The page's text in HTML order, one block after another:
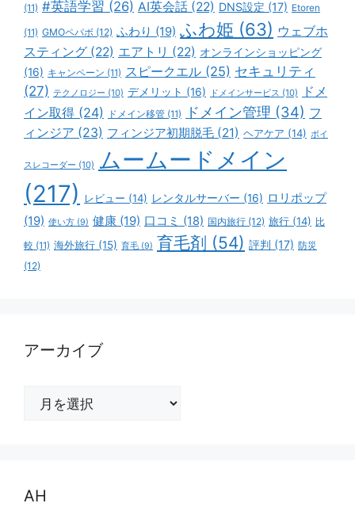
(11) #英語学習 (26) AI英会話 (22) DNS設定 (17) Etoren
(11) GMOペパボ (12) ふわり (19) ふわ姫 (63) ウェブホ
スティング (22) エアトリ (22) オンラインショッピング
(16) キャンペーン (11) スピークエル (25) セキュリティ
(27) テクノロジー (10) デメリット (16) ドメインサービス (10)
ドメ
イン取得 (24) ドメイン移管 (11) ドメイン管理 (34) フ
ィンジア (23) フィンジア初期脱毛 (21) ヘアケア (14) ボイ
スレコーダー (10) ムームードメイン
(217)
レビュー (14) レンタルサーバー (16) ロリポップ
(19) 使い方 (9) 健康 (19) 口コミ (18) 国内旅行 (12) 旅行 (14) 比
較 (11) 海外旅行 (15) 育毛 (9) 育毛剤 (54) 評判 (17) 防災
(12)
アーカイブ
AH